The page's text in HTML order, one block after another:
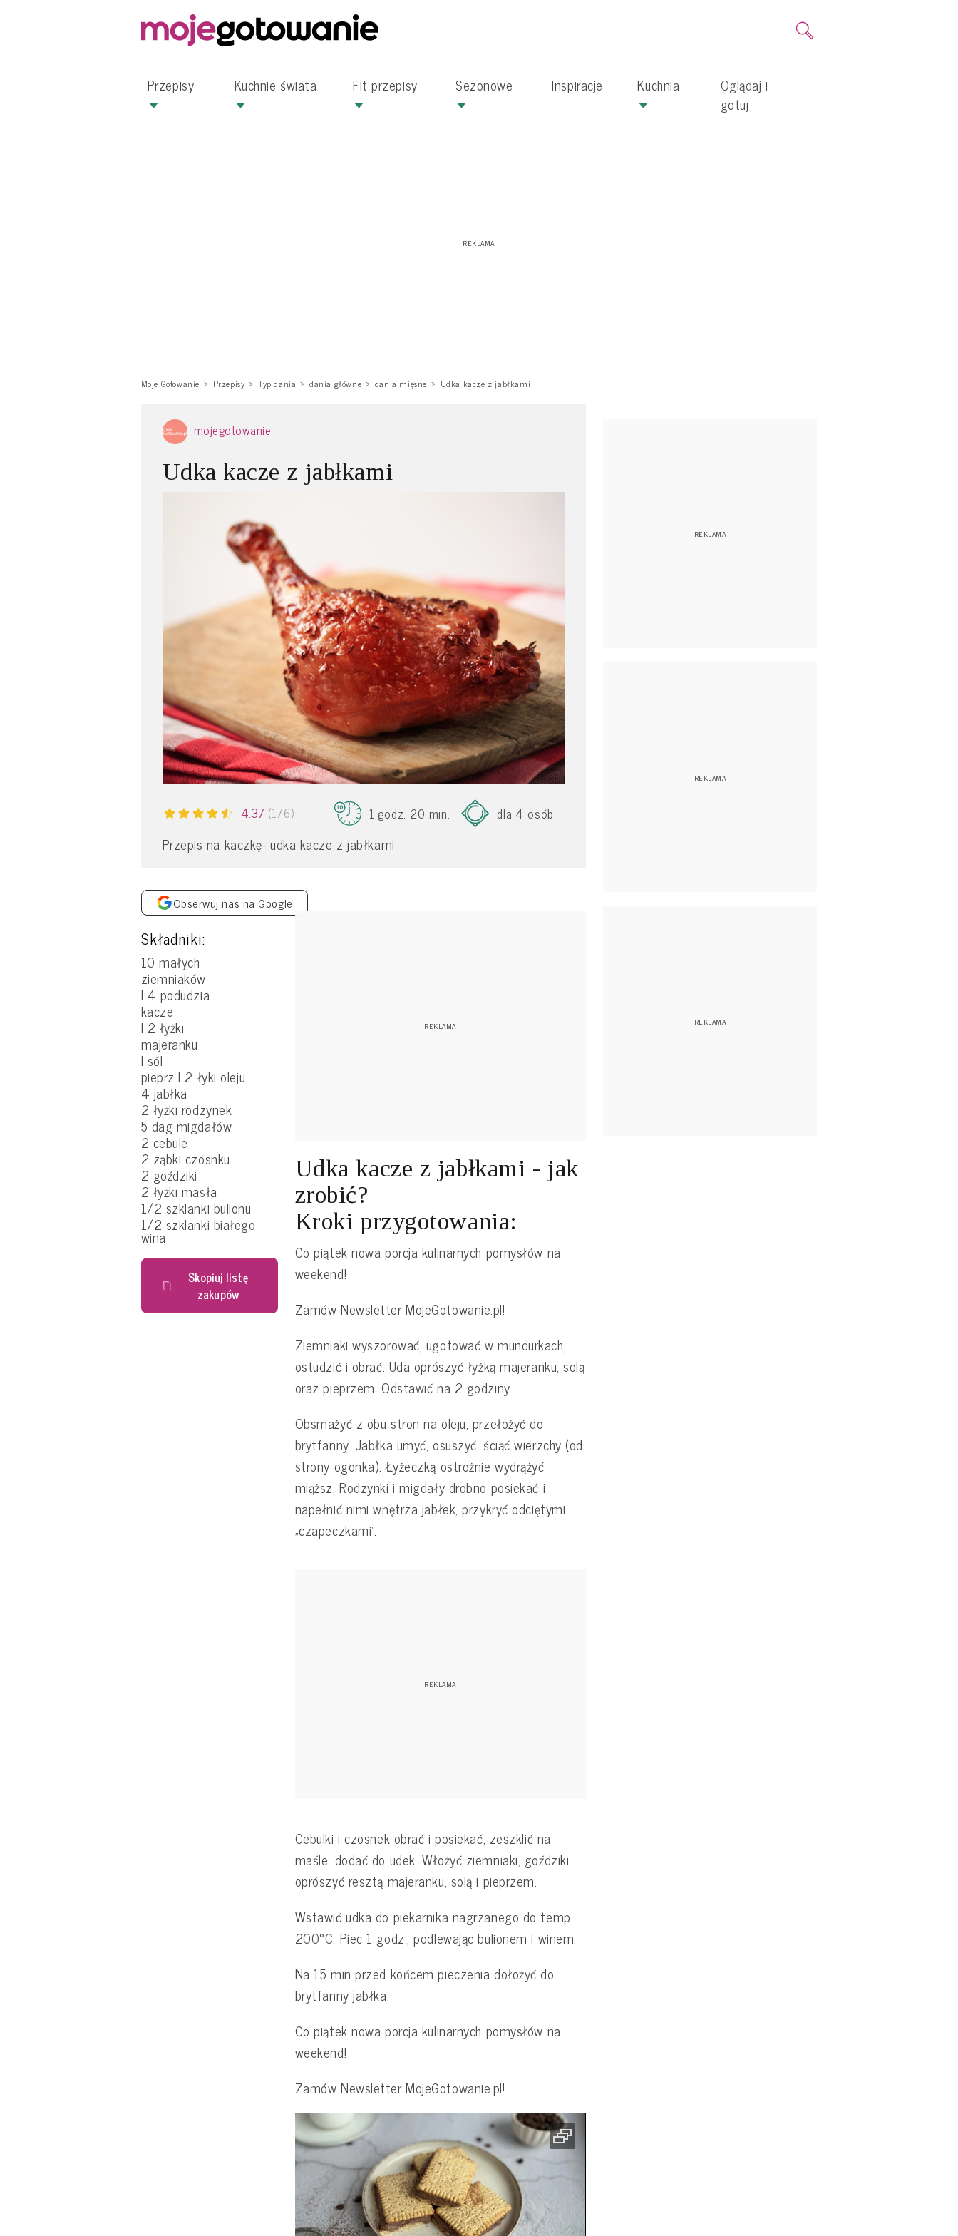
Przepisy Kuchnie świata Fit przepisy Sezonowe Inspiracje Kuchnia
Oglądaj i
gotuj
Moje Gotowanie Przepisy Typ dania dania główne dania mięsne Udka kacze z jabłkami
mojegotowanie
Udka kacze z jabłkami
4.37 (176) 1 godz. 20 min. dla 4 osób
Przepis na kaczkę- udka kacze z jabłkami
Obserwuj nas na Google
Składniki:
10 małych
ziemniaków
l 4 podudzia
kacze
l 2 łyżki
majeranku
l sól
pieprz l 2 łyki oleju
4 jabłka
2 łyżki rodzynek
5 dag migdałów
2 cebule
2 ząbki czosnku
2 goździki
2 łyżki masła
1/2 szklanki bulionu
1/2 szklanki białego
wina
Skopiuj listę
zakupów
Udka kacze z jabłkami - jak
zrobić?
Kroki przygotowania:
Co piątek nowa porcja kulinarnych pomysłów na
weekend!
Zamów Newsletter MojeGotowanie.pl!
Ziemniaki wyszorować, ugotować w mundurkach,
ostudzić i obrać. Uda oprószyć łyżką majeranku, solą
oraz pieprzem. Odstawić na 2 godziny.
Obsmażyć z obu stron na oleju, przełożyć do
brytfanny. Jabłka umyć, osuszyć, ściąć wierzchy (od
strony ogonka). Łyżeczką ostrożnie wydrążyć
miąższ. Rodzynki i migdały drobno posiekać i
napełnić nimi wnętrza jabłek, przykryć odciętymi
„czapeczkami”.
Cebulki i czosnek obrać i posiekać, zeszklić na
maśle, dodać do udek. Włożyć ziemniaki, goździki,
oprószyć resztą majeranku, solą i pieprzem.
Wstawić udka do piekarnika nagrzanego do temp.
200°C. Piec 1 godz., podlewając bulionem i winem.
Na 15 min przed końcem pieczenia dołożyć do
brytfanny jabłka.
Co piątek nowa porcja kulinarnych pomysłów na
weekend!
Zamów Newsletter MojeGotowanie.pl!